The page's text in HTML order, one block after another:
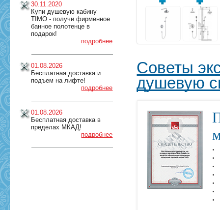
30.11.2020
Купи душевую кабину
TIMO - получи фирменное
банное полотенце в
подарок!
подробнее
01.08.2026
Бесплатная доставка и
подъем на лифте!
подробнее
01.08.2026
Бесплатная доставка в
пределах МКАД!
подробнее
Советы
душевую